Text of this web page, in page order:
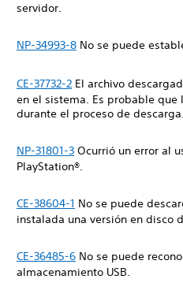
servidor.
NP-34993-8 No se puede
CE-37732-2 El archivo
en el sistema. Es probable que
durante el proceso de descarga.
NP-31801-3 Ocurrió un error al
PlayStation®.
CE-38604-1 No se puede
instalada una versión en disco
CE-36485-6 No se puede
almacenamiento USB.